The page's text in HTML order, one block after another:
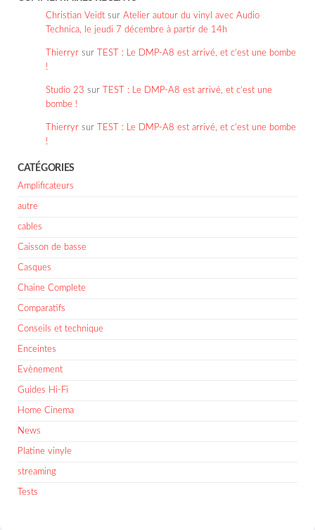
Christian Veidt sur Atelier autour du vinyl avec Audio
Technica, le jeudi 7 décembre à partir de 14h
Thierryr sur
TEST : Le DMP-A8 est arrivé, et c’est une bombe
!
Studio 23 sur
TEST : Le DMP-A8 est arrivé, et c’est une
bombe !
Thierryr sur
TEST : Le DMP-A8 est arrivé, et c’est une bombe
!
CATÉGORIES
Amplificateurs
autre
cables
Caisson de basse
Casques
Chaine Complete
Comparatifs
Conseils et technique
Enceintes
Evènement
Guides Hi-Fi
Home Cinema
News
Platine vinyle
streaming
Tests